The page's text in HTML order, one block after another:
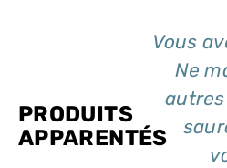
Vous
Ne
PRODUITS
APPARENTÉS